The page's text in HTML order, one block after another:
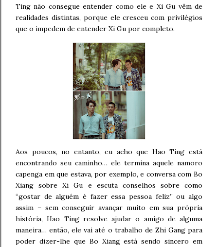
Ting não consegue entender como ele e Xi Gu vêm de
realidades distintas, porque ele cresceu com privilégios
que o impedem de entender Xi Gu por completo.
Aos poucos, no entanto, eu acho que Hao Ting está
encontrando seu caminho… ele termina aquele namoro
capenga em que estava, por exemplo, e conversa com Bo
Xiang sobre Xi Gu e escuta conselhos sobre como
“gostar de alguém é fazer essa pessoa feliz” ou algo
assim – sem conseguir avançar muito em sua própria
história, Hao Ting resolve ajudar o amigo de alguma
maneira… então, ele vai até o trabalho de Zhi Gang para
poder dizer-lhe que Bo Xiang está sendo sincero em